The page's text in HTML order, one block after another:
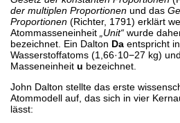
der multiplen Proportionen und das
Proportionen (Richter, 1791) erklärt
Atommasseneinheit
„Unit“ wurde
bezeichnet. Ein Dalton Da entspricht
Wasserstoffatoms (1,66·10−27 kg)
Masseneinheit u bezeichnet.
John Dalton stellte das erste
Atommodell auf, das sich in vier
lässt: